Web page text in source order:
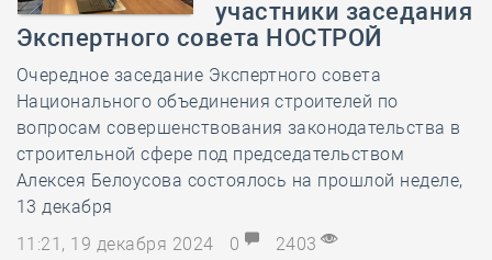
участники заседания
Экспертного совета НОСТРОЙ
Очередное заседание Экспертного совета
Национального объединения строителей по
вопросам совершенствования законодательства в
строительной сфере под председательством
Алексея Белоусова состоялось на прошлой неделе,
13 декабря
11:21, 19 декабря 2024
0 2403